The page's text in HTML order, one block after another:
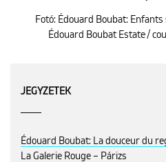
Fotó: Édouard Boubat:
Édouard Boubat Estate /
JEGYZETEK
Édouard Boubat: La douceur du
La Galerie Rouge – Párizs